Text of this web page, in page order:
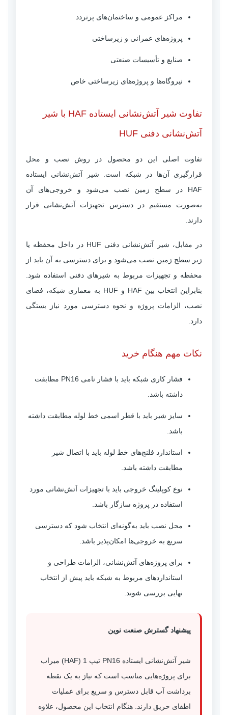
مراکز عمومی و ساختمان‌های پرتردد
پروژه‌های عمرانی و زیرساختی
صنایع و تأسیسات صنعتی
نیروگاه‌ها و پروژه‌های زیرساختی خاص
تفاوت شیر آتش‌نشانی ایستاده HAF با شیر
آتش‌نشانی دفنی HUF
تفاوت اصلی این دو محصول در روش نصب و محل
قرارگیری آن‌ها در شبکه است. شیر آتش‌نشانی ایستاده
HAF در سطح زمین نصب می‌شود و خروجی‌های آن
به‌صورت مستقیم در دسترس تجهیزات آتش‌نشانی قرار
دارند.
در مقابل، شیر آتش‌نشانی دفنی HUF در داخل محفظه یا
زیر سطح زمین نصب می‌شود و برای دسترسی به آن باید از
محفظه و تجهیزات مربوط به شیرهای دفنی استفاده شود.
بنابراین انتخاب بین HAF و HUF به معماری شبکه، فضای
نصب، الزامات پروژه و نحوه دسترسی مورد نیاز بستگی
دارد.
نکات مهم هنگام خرید
فشار کاری شبکه باید با فشار نامی PN16 مطابقت
داشته باشد.
سایز شیر باید با قطر اسمی خط لوله مطابقت داشته
باشد.
استاندارد فلنج‌های خط لوله باید با اتصال شیر
مطابقت داشته باشد.
نوع کوپلینگ خروجی باید با تجهیزات آتش‌نشانی مورد
استفاده در پروژه سازگار باشد.
محل نصب باید به‌گونه‌ای انتخاب شود که دسترسی
سریع به خروجی‌ها امکان‌پذیر باشد.
برای پروژه‌های آتش‌نشانی، الزامات طراحی و
استانداردهای مربوط به شبکه باید پیش از انتخاب
نهایی بررسی شوند.
پیشنهاد گسترش صنعت نوین
شیر آتش‌نشانی ایستاده PN16 تیپ 1 (HAF) میراب
برای پروژه‌هایی مناسب است که نیاز به یک نقطه
برداشت آب قابل دسترس و سریع برای عملیات
اطفای حریق دارند. هنگام انتخاب این محصول، علاوه